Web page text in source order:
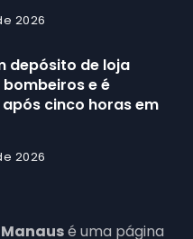
2026
depósito de loja
e é
cinco horas em
2026
Manausé uma página